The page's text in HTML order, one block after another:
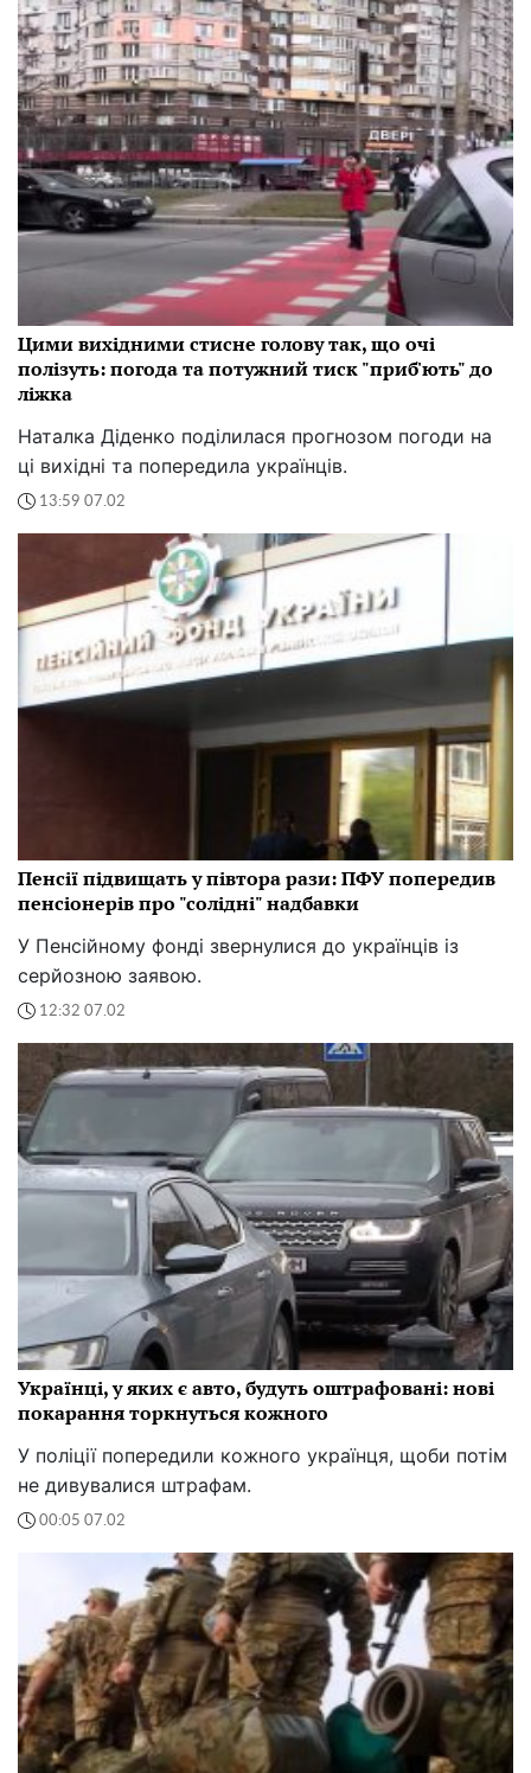
Цими вихідними стисне голову так, що очі
полізуть: погода та потужний тиск "приб'ють" до
ліжка
Наталка Діденко поділилася прогнозом погоди на
ці вихідні та попередила українців.
13:59 07.02
Пенсії підвищать у півтора рази: ПФУ попередив
пенсіонерів про "солідні" надбавки
У Пенсійному фонді звернулися до українців із
серйозною заявою.
12:32 07.02
Українці, у яких є авто, будуть оштрафовані: нові
покарання торкнуться кожного
У поліції попередили кожного українця, щоби потім
не дивувалися штрафам.
00:05 07.02